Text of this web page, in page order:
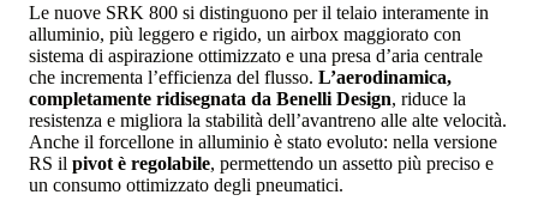
Le nuove SRK 800 si distinguono per il telaio interamente in
alluminio, più leggero e rigido, un airbox maggiorato con
sistema di aspirazione ottimizzato e una presa d’aria centrale
che incrementa l’efficienza del flusso. L’aerodinamica,
completamente ridisegnata da Benelli Design, riduce la
resistenza e migliora la stabilità dell’avantreno alle alte velocità.
Anche il forcellone in alluminio è stato evoluto: nella versione
RS il pivot è regolabile, permettendo un assetto più preciso e
un consumo ottimizzato degli pneumatici.